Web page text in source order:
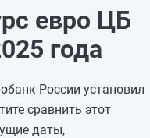
—
-0,0045
+1,1429
-0,693
+0,9162
евро ЦБ
года
России установил
сравнить этот
даты,